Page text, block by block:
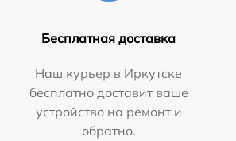
Бесплатная доставка
Наш курьер в Иркутске
бесплатно доставит ваше
устройство на ремонт и
обратно.